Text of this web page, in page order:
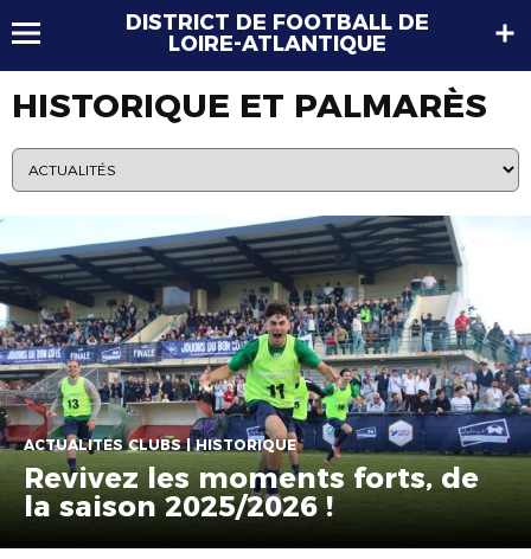
DISTRICT DE FOOTBALL DE
LOIRE-ATLANTIQUE
HISTORIQUE ET PALMARÈS
ACTUALITÉS CLUBS | HISTORIQUE
Revivez les moments forts, de
la saison 2025/2026 !